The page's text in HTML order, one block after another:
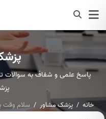
پاسخ علمی و شفاف به سوالات
خانه پزشک مشاور سلام وقت بخیر من ۲۲ سال دارم و